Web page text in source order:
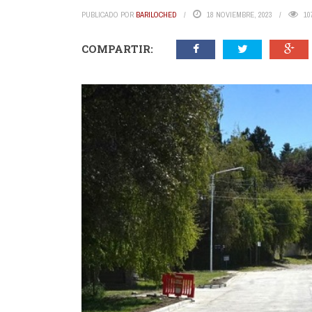
PUBLICADO POR BARILOCHED 18 NOVIEMBRE, 2023
COMPARTIR: